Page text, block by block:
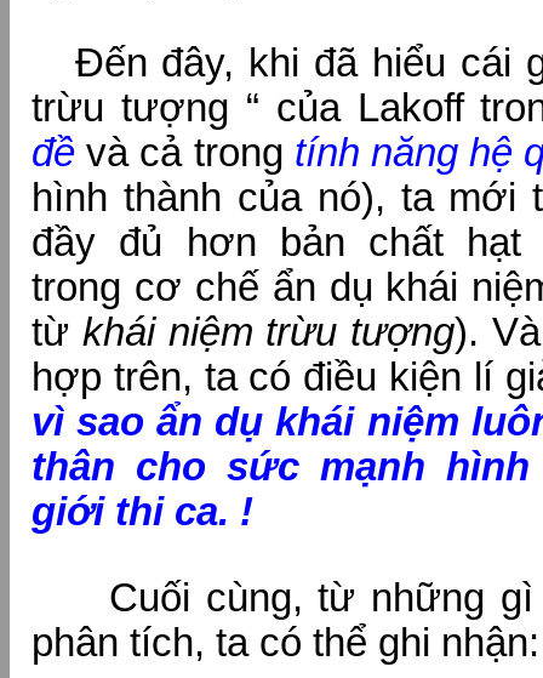
Đến đây, khi đã hiểu cái
trừu tượng “ của Lakoff
đềvà cả trong tính năng hệ
hình thành của nó), ta mới
đầy đủ hơn bản chất hạt
trong cơ chế ẩn dụ khái
từ khái niệm trừu tượng).
hợp trên, ta có điều kiện lí
vì sao ẩn dụ khái niệm
thân cho sức mạnh
giới thi ca. !
Cuối cùng, từ những gì
phân tích, ta có thể ghi nhận: